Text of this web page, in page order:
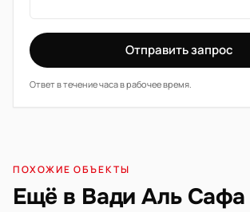
Отправить запрос
Ответ в течение часа в рабочее время.
ПОХОЖИЕ ОБЪЕКТЫ
Ещё в Вади Аль